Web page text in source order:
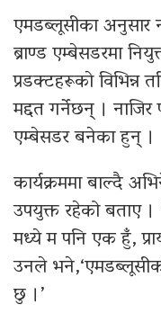
एमडब्लूसीका अनुसार
ब्राण्ड एम्बेसडरमा
प्रडक्टहरूकाे विभिन्न
मद्दत गर्नेछन् ।
एम्बेसडर बनेका हुन् ।
कार्यक्रममा बाल्दै
उपयुक्त रहेको बताए ।
मध्ये म पनि एक हुँ,
उनले
छु ।’